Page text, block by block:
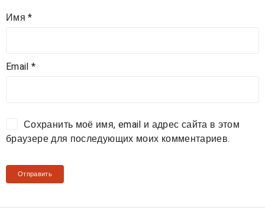
Имя*
Email*
Сохранить моё имя, email и адрес сайта в этом
браузере для последующих моих комментариев.